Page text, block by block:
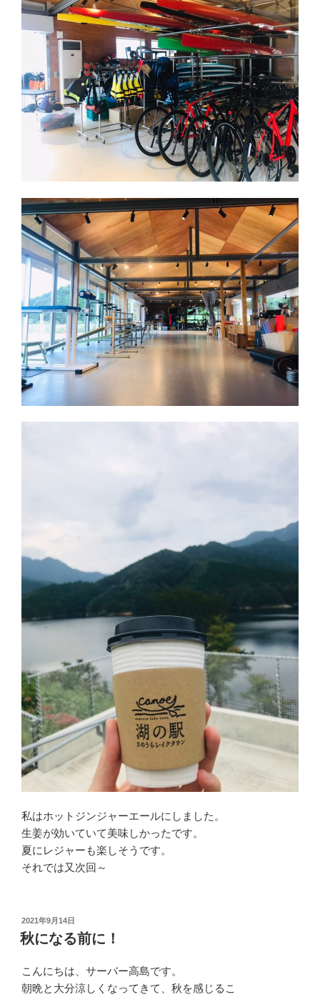
私はホットジンジャーエールにしました。
生姜が効いていて美味しかったです。
夏にレジャーも楽しそうです。
それでは又次回～
投
稿
日:
2021年9月14日
秋になる前に！
こんにちは、サーバー高島です。
朝晩と大分涼しくなってきて、秋を感じるこ